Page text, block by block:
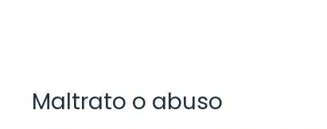
Maltrato o abuso